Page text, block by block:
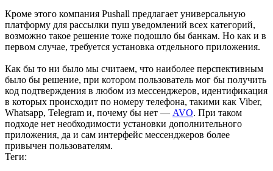
Кроме этого компания Pushall предлагает универсальную
платформу для рассылки пуш уведомлений всех категорий,
возможно такое решение тоже подошло бы банкам. Но как и в
первом случае, требуется установка отдельного приложения.
Как бы то ни было мы считаем, что наиболее перспективным
было бы решение, при котором пользователь мог бы получить
код подтверждения в любом из мессенджеров, идентификация
в которых происходит по номеру телефона, такими как Viber,
Whatsapp, Telegram и, почему бы нет — AVO. При таком
подходе нет необходимости установки дополнительного
приложения, да и сам интерфейс мессенджеров более
привычен пользователям.
Теги: